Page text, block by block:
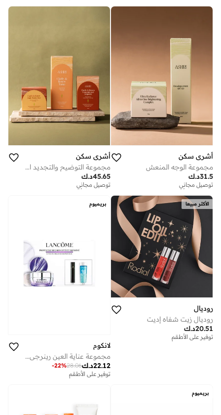
أشري سكن
مجموعة الوجه المنعش
د.ك31.5
توصيل مجاني
توفير على الأطقم
توصيل مجاني
توفير على الأطقم
أشري سكن
مجموعة التوضيح والتجديد الثلاثية
د.ك45.65
توصيل مجاني
توفير على الأطقم
توفير على الأطقم
الأكثر مبيعا
روديال
روديال زيت شفاه إديت
د.ك20.51
توفير على الأطقم
بريميوم
لانكوم
مجموعة عناية العين رينرجي من لانكوم، 15 مل
د.ك22.12
28.06
-22%
توفير على الأطقم
بريميوم